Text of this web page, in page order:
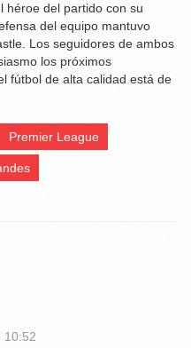
héroe del partido con su
del equipo mantuvo
Los seguidores de ambos
los próximos
fútbol de alta calidad está de
Premier League
10:52